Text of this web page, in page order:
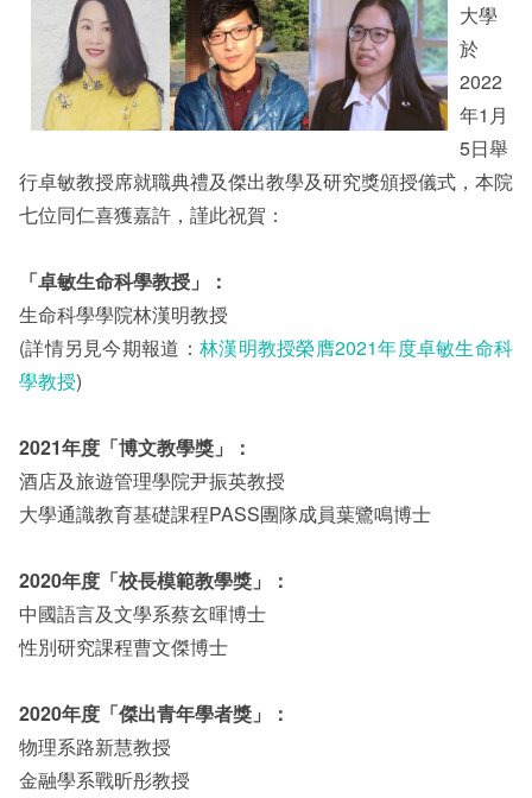
影片庫
Alumni Connections
大學
於
2022
年1月
5日舉
行卓敏教授席就職典禮及傑出教學及研究獎頒授儀式，本院
七位同仁喜獲嘉許，謹此祝賀：
「卓敏生命科學教授」：
生命科學學院林漢明教授
(詳情另見今期報道： 林漢明教授榮膺2021年度卓敏生命科
學教授)
2021年度「博文教學獎」：
酒店及旅遊管理學院尹振英教授
大學通識教育基礎課程PASS團隊成員葉鷺鳴博士
2020年度「校長模範教學獎」：
中國語言及文學系蔡玄暉博士
性別研究課程曹文傑博士
2020年度「傑出青年學者獎」：
物理系路新慧教授
金融學系戰昕彤教授